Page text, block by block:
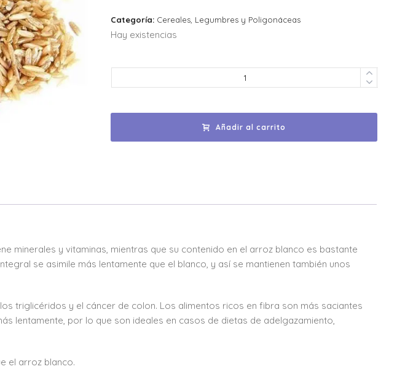
Categoría: Cereales, Legumbres y Poligonáceas
Hay existencias
Añadir al carrito
minerales y vitaminas, mientras que su contenido en el arroz blanco es bastante
se asimile más lentamente que el blanco, y así se mantienen también unos
triglicéridos y el cáncer de colon. Los alimentos ricos en fibra son más saciantes
lentamente, por lo que son ideales en casos de dietas de adelgazamiento,
el arroz blanco.